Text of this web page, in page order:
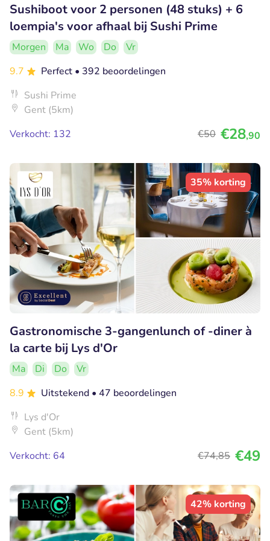
Sushiboot voor 2 personen (48 stuks) + 6
loempia's voor afhaal bij Sushi Prime
Morgen Ma Wo Do
Vr
9.7
Perfect • 392 beoordelingen
Sushi Prime
Gent (5km)
Verkocht: 132
€50 €28,90
35% korting
Gastronomische 3-gangenlunch of -diner à
la carte bij Lys d'Or
Ma Di Do
Vr
8.9
Uitstekend • 47 beoordelingen
Lys d'Or
Gent (5km)
Verkocht: 64
€74,85 €49
42% korting